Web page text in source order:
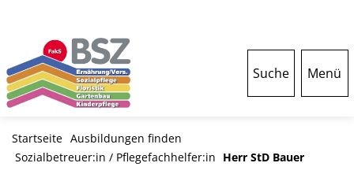
Suche Menü
Startseite Ausbildungen finden
Sozialbetreuer:in / Pflegefachhelfer:in Herr StD Bauer